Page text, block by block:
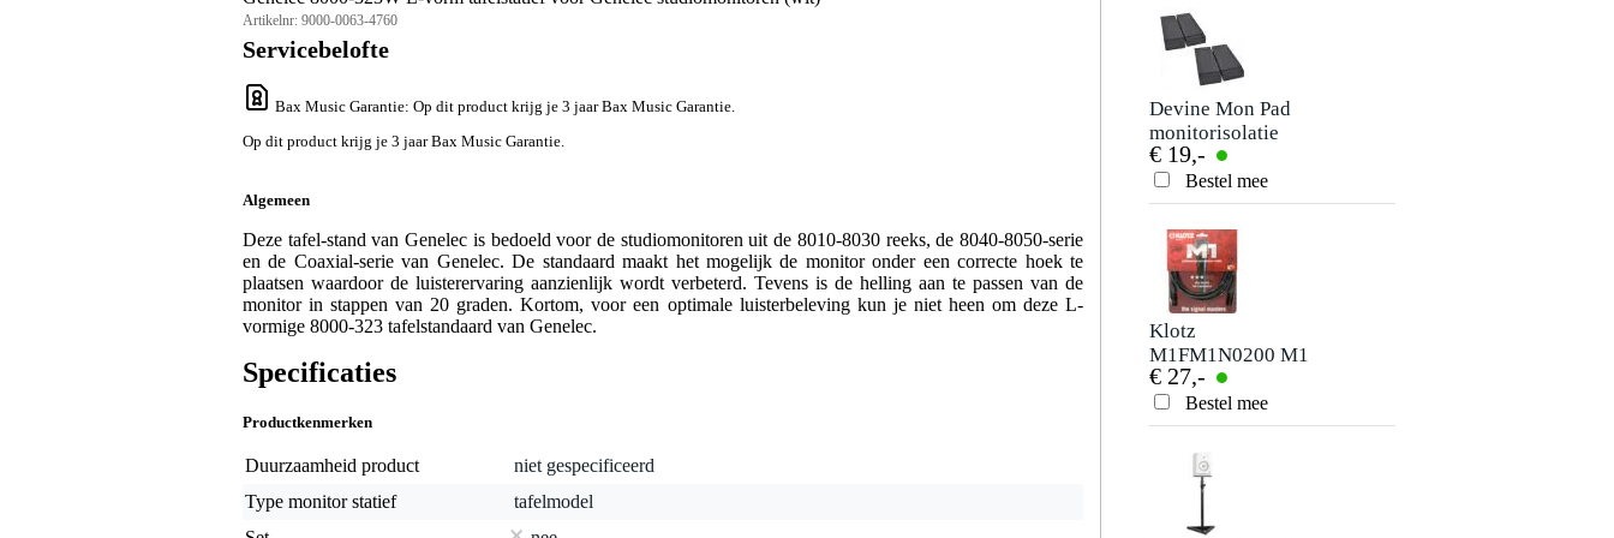
Artikelnr: 9000-0063-4760
Servicebelofte
Bax Music Garantie: Op dit product krijg je 3 jaar Bax Music Garantie.
Op dit product krijg je 3 jaar Bax Music Garantie.
Algemeen
Deze tafel-stand van Genelec is bedoeld voor de studiomonitoren uit de 8010-8030 reeks, de 8040-8050-serie
en de Coaxial-serie van Genelec. De standaard maakt het mogelijk de monitor onder een correcte hoek te
plaatsen waardoor de luisterervaring aanzienlijk wordt verbeterd. Tevens is de helling aan te passen van de
monitor in stappen van 20 graden. Kortom, voor een optimale luisterbeleving kun je niet heen om deze L-
vormige 8000-323 tafelstandaard van Genelec.
Specificaties
Productkenmerken
Duurzaamheid product
niet gespecificeerd
Type monitor statief
tafelmodel
Schrijf zelf een review
Je beoordeling
Je ervaring
Verstuur
Er zijn nog geen reviews voor dit product.
Devine Mon Pad
monitorisolatie
€ 19,-
Bestel mee
Klotz
M1FM1N0200 M1
microfoonkabel
met Neutrik XLR
2m
€ 27,-
Bestel mee